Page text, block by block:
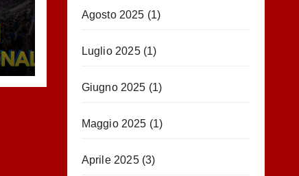
Agosto 2025 (1)
Luglio 2025(1)
Giugno 2025 (1)
Maggio 2025 (1)
Aprile 2025(3)